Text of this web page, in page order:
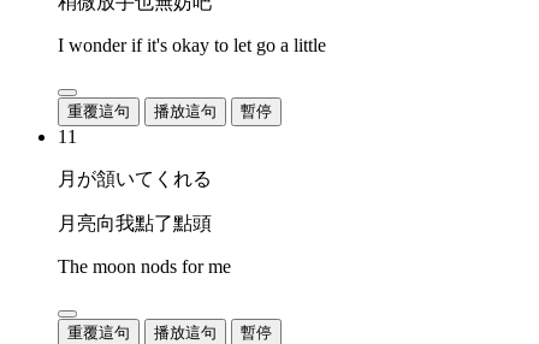
I wonder if it's okay to let go a little
重覆這句 播放這句 暫停
11
月が頷いてくれる
月亮向我點了點頭
The moon nods for me
重覆這句 播放這句 暫停